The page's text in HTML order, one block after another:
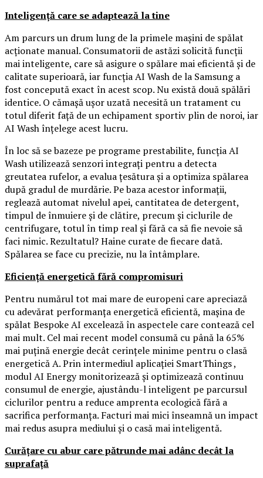
Inteligență care se adaptează la tine
Am parcurs un drum lung de la primele mașini de spălat
acționate manual. Consumatorii de astăzi solicită funcții
mai inteligente, care să asigure o spălare mai eficientă și de
calitate superioară, iar funcția AI Wash de la Samsung a
fost concepută exact în acest scop. Nu există două spălări
identice. O cămașă ușor uzată necesită un tratament cu
totul diferit față de un echipament sportiv plin de noroi, iar
AI Wash înțelege acest lucru.
În loc să se bazeze pe programe prestabilite, funcția AI
Wash utilizează senzori integrați pentru a detecta
greutatea rufelor, a evalua țesătura și a optimiza spălarea
după gradul de murdărie. Pe baza acestor informații,
reglează automat nivelul apei, cantitatea de detergent,
timpul de înmuiere și de clătire, precum și ciclurile de
centrifugare, totul în timp real și fără ca să fie nevoie să
faci nimic. Rezultatul? Haine curate de fiecare dată.
Spălarea se face cu precizie, nu la întâmplare.
Eficiență energetică fără compromisuri
Pentru numărul tot mai mare de europeni care apreciază
cu adevărat performanța energetică eficientă, mașina de
spălat Bespoke AI excelează în aspectele care contează cel
mai mult. Cel mai recent model consumă cu până la 65%
mai puțină energie decât cerințele minime pentru o clasă
energetică A. Prin intermediul aplicației SmartThings ,
modul AI Energy monitorizează și optimizează continuu
consumul de energie, ajustându-l inteligent pe parcursul
ciclurilor pentru a reduce amprenta ecologică fără a
sacrifica performanța. Facturi mai mici înseamnă un impact
mai redus asupra mediului și o casă mai inteligentă.
Curățare cu abur care pătrunde mai adânc decât la
suprafață